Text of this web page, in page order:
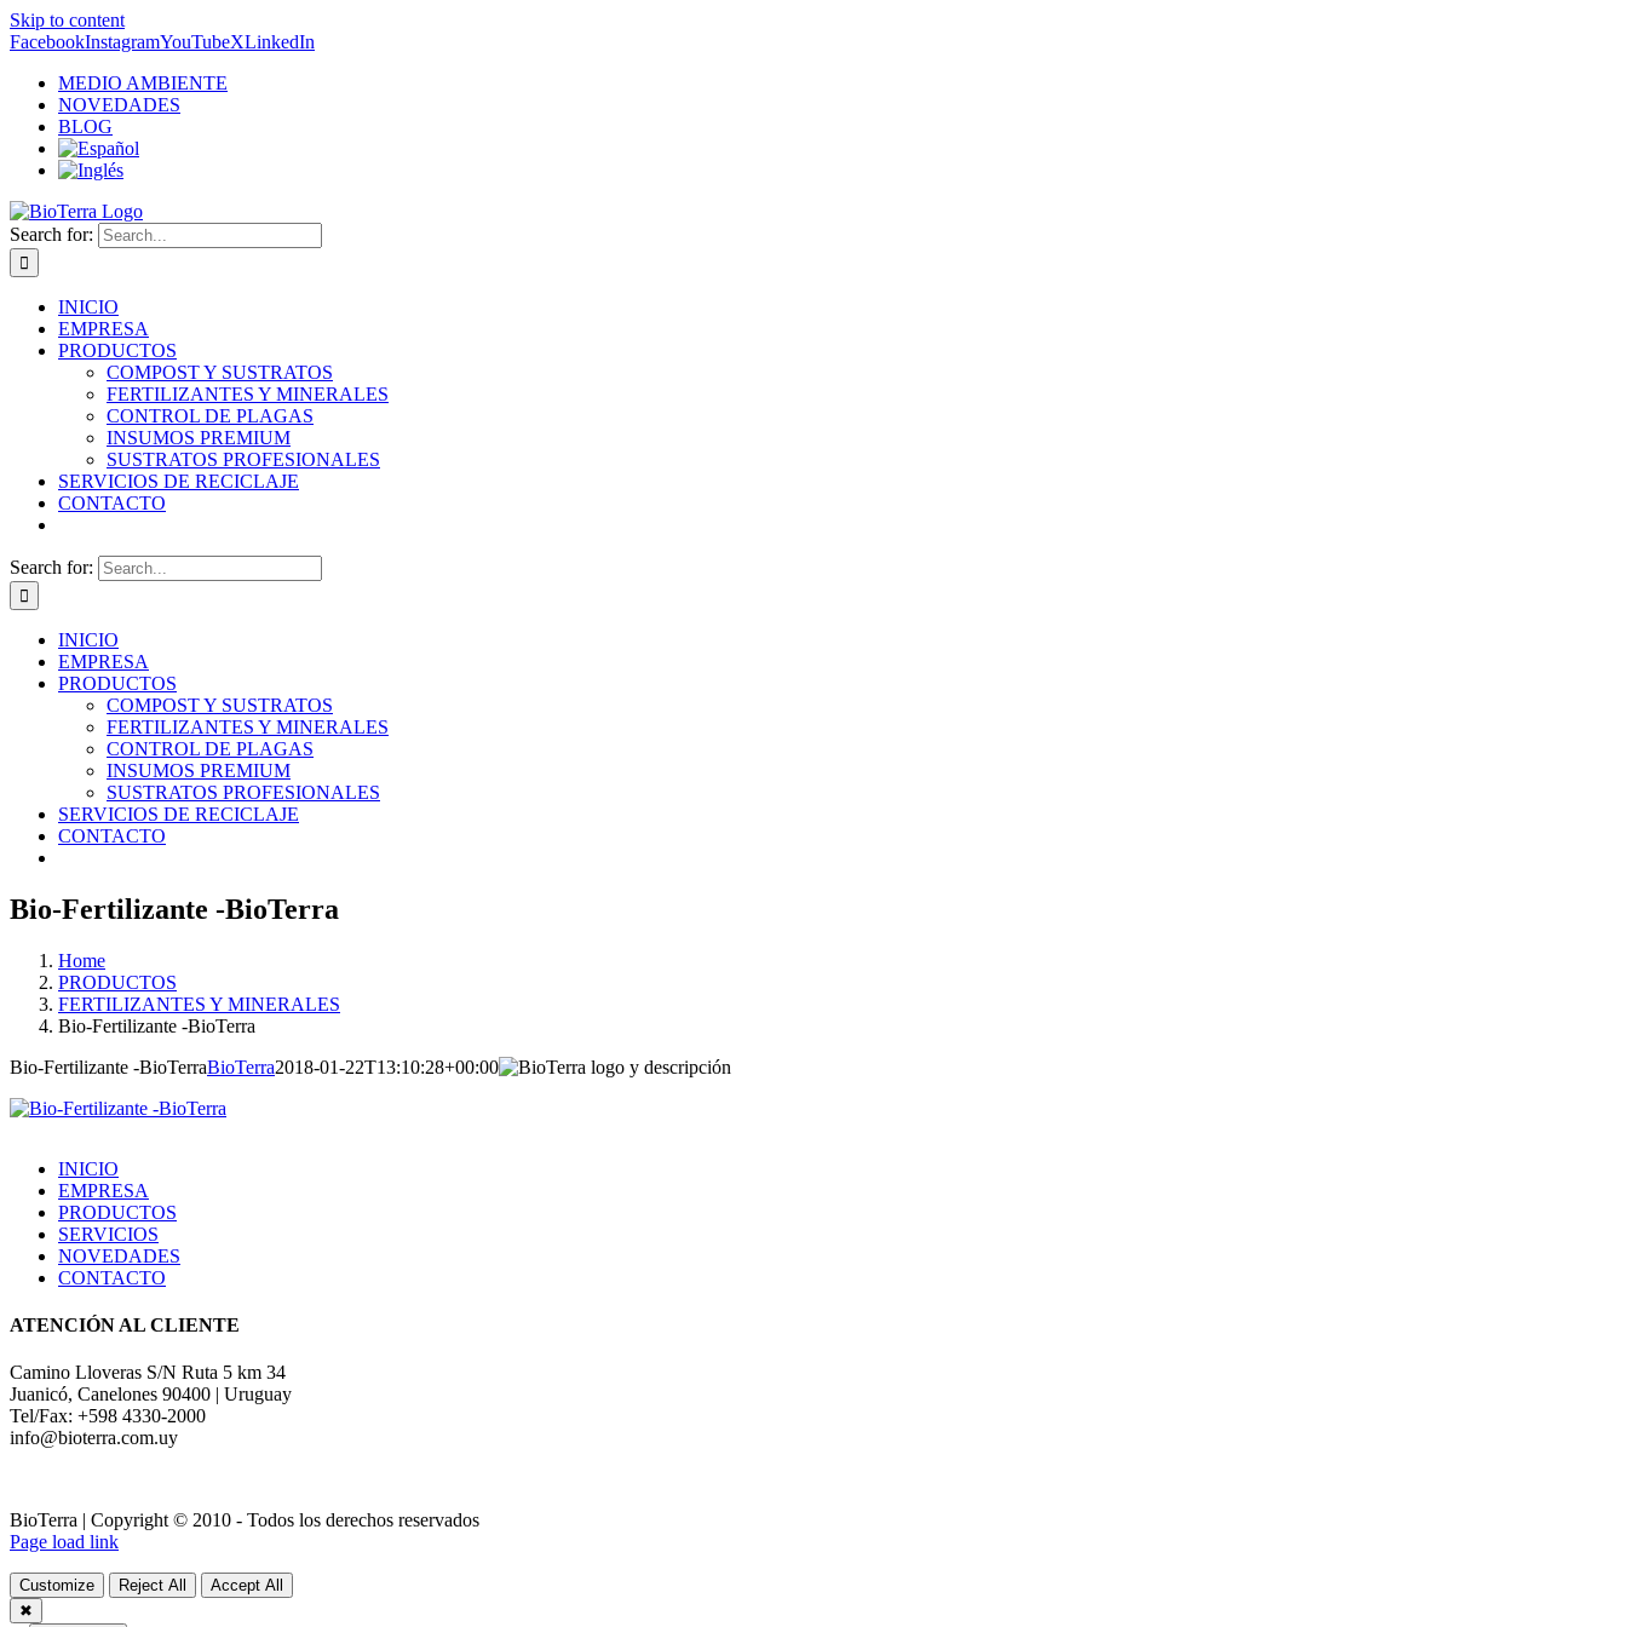
Skip to content
FacebookInstagramYouTubeXLinkedIn
MEDIO AMBIENTE
NOVEDADES
BLOG
Search for:
INICIO
EMPRESA
PRODUCTOS
COMPOST Y SUSTRATOS
FERTILIZANTES Y MINERALES
CONTROL DE PLAGAS
INSUMOS PREMIUM
SUSTRATOS PROFESIONALES
SERVICIOS DE RECICLAJE
CONTACTO
Search for:
INICIO
EMPRESA
PRODUCTOS
COMPOST Y SUSTRATOS
FERTILIZANTES Y MINERALES
CONTROL DE PLAGAS
INSUMOS PREMIUM
SUSTRATOS PROFESIONALES
SERVICIOS DE RECICLAJE
CONTACTO
Bio-Fertilizante -BioTerra
Home
PRODUCTOS
FERTILIZANTES Y MINERALES
Bio-Fertilizante -BioTerra
Bio-Fertilizante -BioTerraBioTerra2018-01-22T13:10:28+00:00
INICIO
EMPRESA
PRODUCTOS
SERVICIOS
NOVEDADES
CONTACTO
ATENCIÓN AL CLIENTE
Camino Lloveras S/N Ruta 5 km 34
Juanicó, Canelones 90400 | Uruguay
Tel/Fax: +598 4330-2000
info@bioterra.com.uy
BioTerra | Copyright © 2010 - Todos los derechos reservados
Page load link
Customize Reject All
Accept All
✖